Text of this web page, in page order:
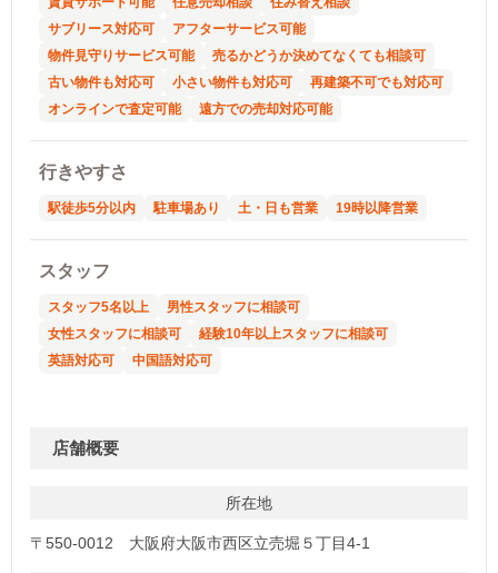
サブリース対応可
アフターサービス可能
物件見守りサービス可能
売るかどうか決めてなくても相談可
古い物件も対応可
小さい物件も対応可
再建築不可でも対応可
オンラインで査定可能
遠方での売却対応可能
行きやすさ
駅徒歩5分以内 駐車場あり 土・日も営業 19時以降営業
スタッフ
スタッフ5名以上
男性スタッフに相談可
女性スタッフに相談可
経験10年以上スタッフに相談可
英語対応可
中国語対応可
店舗概要
所在地
〒550-0012 大阪府大阪市西区立売堀５丁目4-1